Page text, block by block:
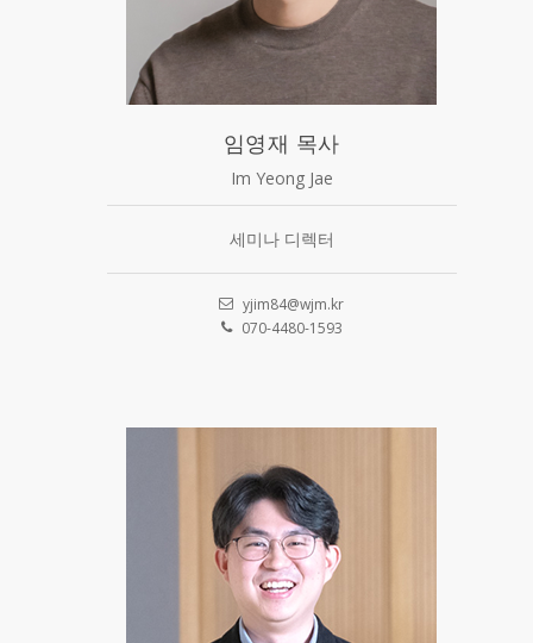
임영재 목사
Im Yeong Jae
세미나 디렉터
yjim84@wjm.kr
070-4480-1593